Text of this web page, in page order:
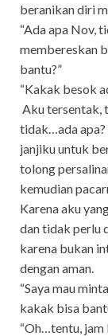
beranikan diri
“Ada apa Nov,
membereskan
bantu?”
“Kakak besok
Aku tersentak,
tidak…ada apa?
janjiku untuk
tolong
kemudian
Karena aku
dan tidak perlu
karena bukan
dengan aman.
“Saya mau
kakak bisa
“Oh…tentu, jam